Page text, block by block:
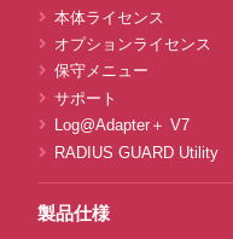
本体ライセンス
オプションライセンス
保守メニュー
サポート
Log@Adapter＋ V7
RADIUS GUARD Utility
製品仕様